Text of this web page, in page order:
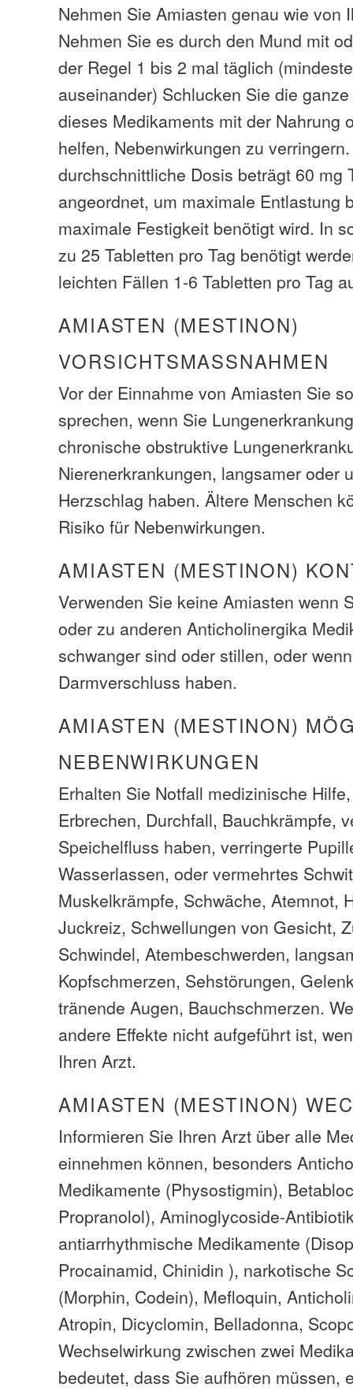
Nehmen Sie Amiasten genau wie von
Nehmen Sie es durch den Mund mit
der Regel 1 bis 2 mal täglich
auseinander) Schlucken Sie die
dieses Medikaments mit der Nahrung
helfen, Nebenwirkungen zu
durchschnittliche Dosis beträgt 60 mg
angeordnet, um maximale Entlastung
maximale Festigkeit benötigt wird. In
zu 25 Tabletten pro Tag benötigt
leichten Fällen 1-6 Tabletten pro Tag
AMIASTEN (MESTINON)
VORSICHTSMASSNAHMEN
Vor der Einnahme von Amiasten Sie
sprechen, wenn Sie
chronische obstruktive
Nierenerkrankungen, langsamer oder
Herzschlag haben. Ältere Menschen
Risiko für Nebenwirkungen.
AMIASTEN (MESTINON)
Verwenden Sie keine Amiasten wenn
oder zu anderen Anticholinergika
schwanger sind oder stillen, oder
Darmverschluss haben.
AMIASTEN (MESTINON)
NEBENWIRKUNGEN
Erhalten Sie Notfall medizinische
Erbrechen, Durchfall, Bauchkrämpfe,
Speichelfluss haben, verringerte
Wasserlassen, oder vermehrtes
Muskelkrämpfe, Schwäche, Atemnot,
Juckreiz, Schwellungen von Gesicht,
Schwindel, Atembeschwerden,
Kopfschmerzen, Sehstörungen,
tränende Augen, Bauchschmerzen.
andere Effekte nicht aufgeführt ist,
Ihren Arzt.
AMIASTEN (MESTINON)
Informieren Sie Ihren Arzt über alle
einnehmen können, besonders
Medikamente (Physostigmin),
Propranolol), Aminoglycoside-
antiarrhythmische Medikamente
Procainamid, Chinidin ), narkotische
(Morphin, Codein), Mefloquin,
Atropin, Dicyclomin, Belladonna,
Wechselwirkung zwischen zwei
bedeutet, dass Sie aufhören müssen,